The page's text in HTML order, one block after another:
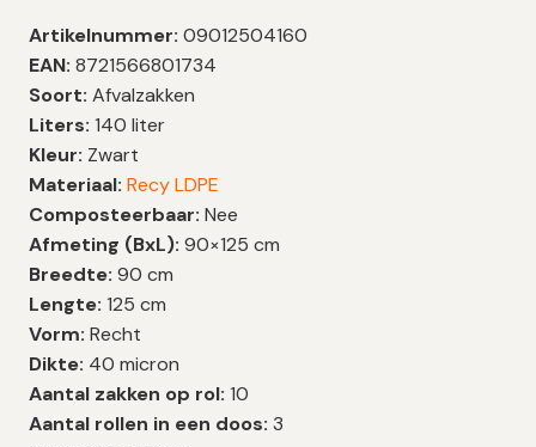
Artikelnummer: 09012504160
EAN: 8721566801734
Soort: Afvalzakken
Liters: 140 liter
Kleur: Zwart
Materiaal: Recy LDPE
Composteerbaar: Nee
Afmeting (BxL): 90×125 cm
Breedte: 90 cm
Lengte: 125 cm
Vorm: Recht
Dikte: 40 micron
Aantal zakken op rol: 10
Aantal rollen in een doos: 3